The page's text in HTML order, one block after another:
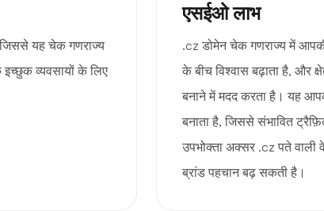
जिससे यह चेक गणराज्य
व्यवसायों के लिए
एसईओ लाभ
.cz डोमेन चेक गणराज्य में
के बीच विश्वास बढ़ाता है, और
बनाने में मदद करता है। यह
बनाता है, जिससे संभावित
उपभोक्ता अक्सर .cz पते
ब्रांड पहचान बढ़ सकती है।